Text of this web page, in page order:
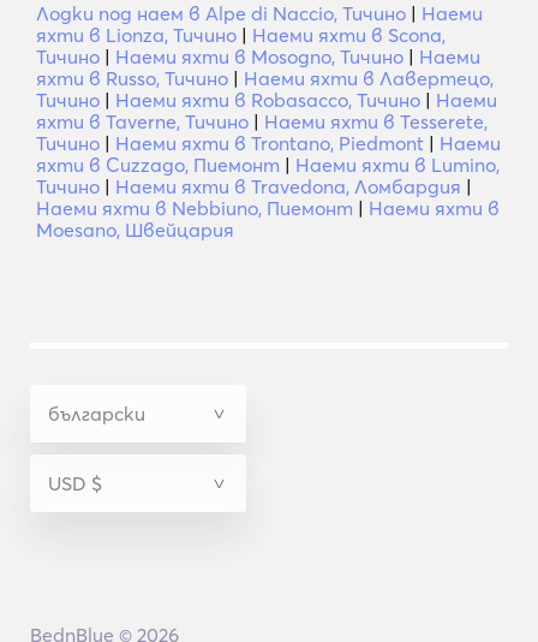
Лодки под наем в Alpe di Naccio, Тичино | Наеми
яхти в Lionza, Тичино | Наеми яхти в Scona,
Тичино | Наеми яхти в Mosogno, Тичино | Наеми
яхти в Russo, Тичино | Наеми яхти в Лавертецо,
Тичино | Наеми яхти в Robasacco, Тичино | Наеми
яхти в Taverne, Тичино | Наеми яхти в Tesserete,
Тичино | Наеми яхти в Trontano, Piedmont | Наеми
яхти в Cuzzago, Пиемонт | Наеми яхти в Lumino,
Тичино | Наеми яхти в Travedona, Ломбардия |
Наеми яхти в Nebbiuno, Пиемонт | Наеми яхти в
Moesano, Швейцария
BednBlue © 2026